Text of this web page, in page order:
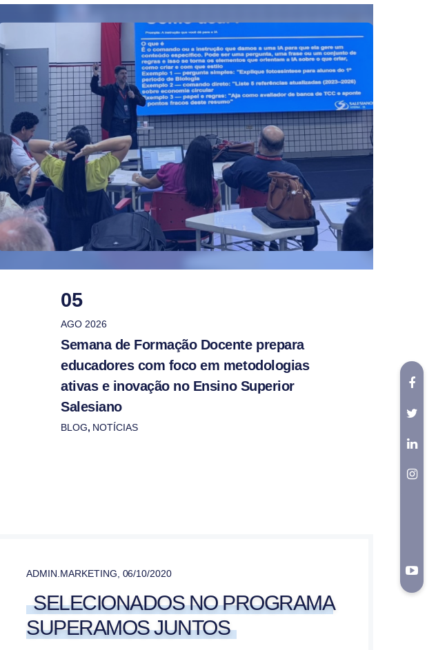
05
AGO 2026
Semana de Formação Docente prepara
educadores com foco em metodologias
ativas e inovação no Ensino Superior
Salesiano
BLOG, NOTÍCIAS
ADMIN.MARKETING 06/10/2020
SELECIONADOS NO PROGRAMA
SUPERAMOS JUNTOS